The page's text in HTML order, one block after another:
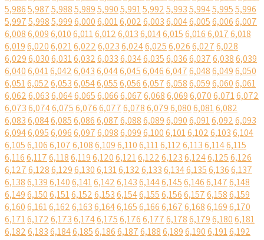
5,9865,9875,9885,9895,9905,9915,9925,9935,9945,9955,996
5,9975,9985,9996,0006,0016,0026,0036,0046,0056,0066,007
6,0086,0096,0106,0116,0126,0136,0146,0156,0166,0176,018
6,0196,0206,0216,0226,0236,0246,0256,0266,0276,028
6,0296,0306,0316,0326,0336,0346,0356,0366,0376,0386,039
6,0406,0416,0426,0436,0446,0456,0466,0476,0486,0496,050
6,0516,0526,0536,0546,0556,0566,0576,0586,0596,0606,061
6,0626,0636,0646,0656,0666,0676,0686,0696,0706,0716,072
6,0736,0746,0756,0766,0776,0786,0796,0806,0816,082
6,0836,0846,0856,0866,0876,0886,0896,0906,0916,0926,093
6,0946,0956,0966,0976,0986,0996,1006,1016,1026,1036,104
6,1056,1066,1076,1086,1096,1106,1116,1126,1136,1146,115
6,1166,1176,1186,1196,1206,1216,1226,1236,1246,1256,126
6,1276,1286,1296,1306,1316,1326,1336,1346,1356,1366,137
6,1386,1396,1406,1416,1426,1436,1446,1456,1466,1476,148
6,1496,1506,1516,1526,1536,1546,1556,1566,1576,1586,159
6,1606,1616,1626,1636,1646,1656,1666,1676,1686,1696,170
6,1716,1726,1736,1746,1756,1766,1776,1786,1796,1806,181
6,1826,1836,1846,1856,1866,1876,1886,1896,1906,1916,192